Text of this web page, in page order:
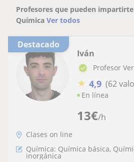
Profesores que pueden
Química Ver todos
Destacado
13€/h
Iván
Profesor
★ 4,9 (62
En línea
Clases on line
Química: Química básica,
inorgánica